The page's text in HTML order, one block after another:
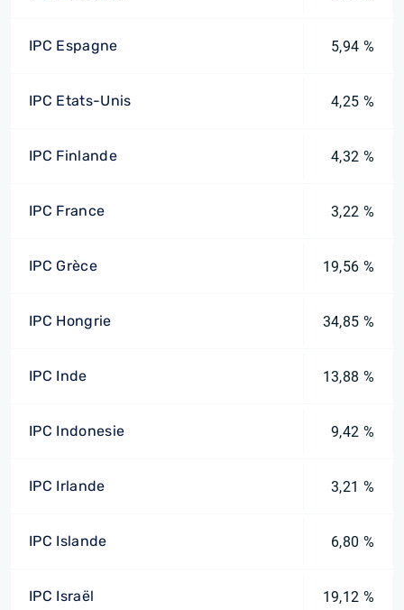
IPC Espagne 5,94 %
IPC Etats-Unis 4,25 %
IPC Finlande 4,32 %
IPC France 3,22 %
IPC Grèce 19,56 %
IPC Hongrie 34,85 %
IPC Inde 13,88 %
IPC Indonesie 9,42 %
IPC Irlande 3,21 %
IPC Islande 6,80 %
IPC Israël 19,12 %